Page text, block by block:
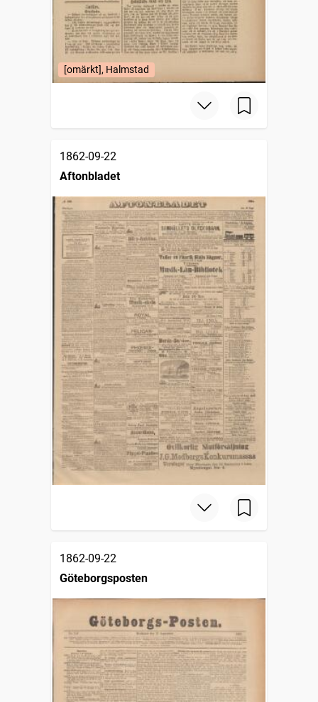
[omärkt], Halmstad
1862-09-22
Aftonbladet
1862-09-22
Göteborgsposten